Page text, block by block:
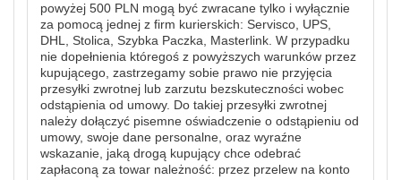
powyżej 500 PLN mogą być zwracane tylko i wyłącznie
za pomocą jednej z firm kurierskich: Servisco, UPS,
DHL, Stolica, Szybka Paczka, Masterlink. W przypadku
nie dopełnienia któregoś z powyższych warunków przez
kupującego, zastrzegamy sobie prawo nie przyjęcia
przesyłki zwrotnej lub zarzutu bezskuteczności wobec
odstąpienia od umowy. Do takiej przesyłki zwrotnej
należy dołączyć pisemne oświadczenie o odstąpieniu od
umowy, swoje dane personalne, oraz wyraźne
wskazanie, jaką drogą kupujący chce odebrać
zapłaconą za towar należność: przez przelew na konto